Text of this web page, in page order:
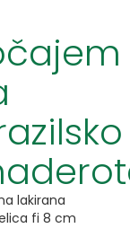
lakirana
fi 8 cm